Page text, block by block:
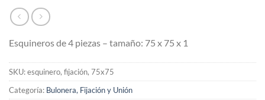
Esquineros de 4 piezas – tamaño: 75 x 75 x 1
SKU:esquinero, fijación, 75x75
Categoría: Bulonera, Fijación y Unión